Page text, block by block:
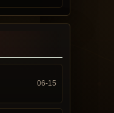
06-15